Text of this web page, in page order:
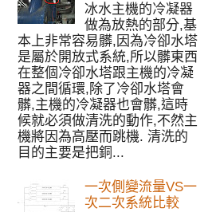
冰水主機的冷凝器
做為放熱的部分,基
本上非常容易髒,因為冷卻水塔
是屬於開放式系統,所以髒東西
在整個冷卻水塔跟主機的冷凝
器之間循環,除了冷卻水塔會
髒,主機的冷凝器也會髒,這時
候就必須做清洗的動作,不然主
機將因為高壓而跳機. 清洗的
目的主要是把銅...
一次側變流量VS一
次二次系統比較